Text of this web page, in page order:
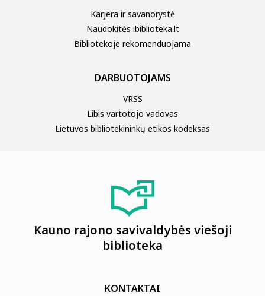
Karjera ir savanorystė
Naudokitės ibiblioteka.lt
Bibliotekoje rekomenduojama
DARBUOTOJAMS
VRSS
Libis vartotojo vadovas
Lietuvos bibliotekininkų etikos kodeksas
Kauno rajono savivaldybės viešoji
biblioteka
KONTAKTAI